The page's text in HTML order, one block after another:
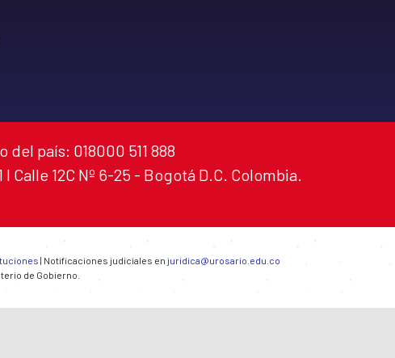
del país: 018000 511 888
Calle 12C Nº 6-25 - Bogotá D.C. Colombia.
| Notificaciones judiciales en juridica@urosario.edu.co
de Gobierno.